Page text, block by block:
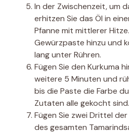
In der Zwischenzeit, um
erhitzen Sie das Öl in
Pfanne mit mittlerer
Gewürzpaste hinzu und
lang unter Rühren.
Fügen Sie den Kurkuma
weitere 5 Minuten und
bis die Paste die Farbe
Zutaten alle gekocht sind.
Fügen Sie zwei Drittel
des gesamten